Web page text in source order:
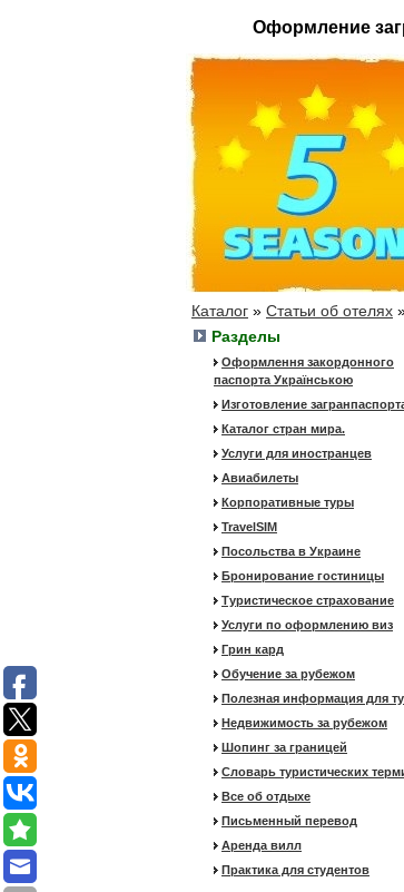
Оформление
Каталог » Статьи об отелях
Разделы
Оформлення закордонного
паспорта Українською
Изготовление
Каталог стран мира.
Услуги для иностранцев
Авиабилеты
Корпоративные туры
TravelSIM
Посольства в Украине
Бронирование гостиницы
Туристическое страхование
Услуги по оформлению виз
Грин кард
Обучение за рубежом
Полезная информация для
Недвижимость за рубежом
Шопинг за границей
Словарь туристических
Все об отдыхе
Письменный перевод
Аренда вилл
Практика для студентов